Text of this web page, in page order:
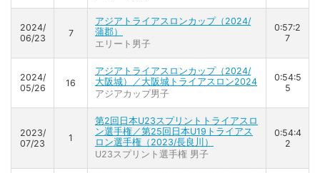
2024/
06/23
7
アジアトライアスロンカップ（2024/
蒲郡）
エリート男子
0:57:2
7
2024/
05/26
16
アジアトライアスロンカップ（2024/
大阪城）／大阪城トライアスロン2024
アジアカップ男子
0:54:5
5
2023/
07/23
1
第2回日本U23スプリントトライアスロ
ン選手権／第25回日本U19トライアス
ロン選手権（2023/長良川）
U23スプリント選手権 男子
0:54:4
2